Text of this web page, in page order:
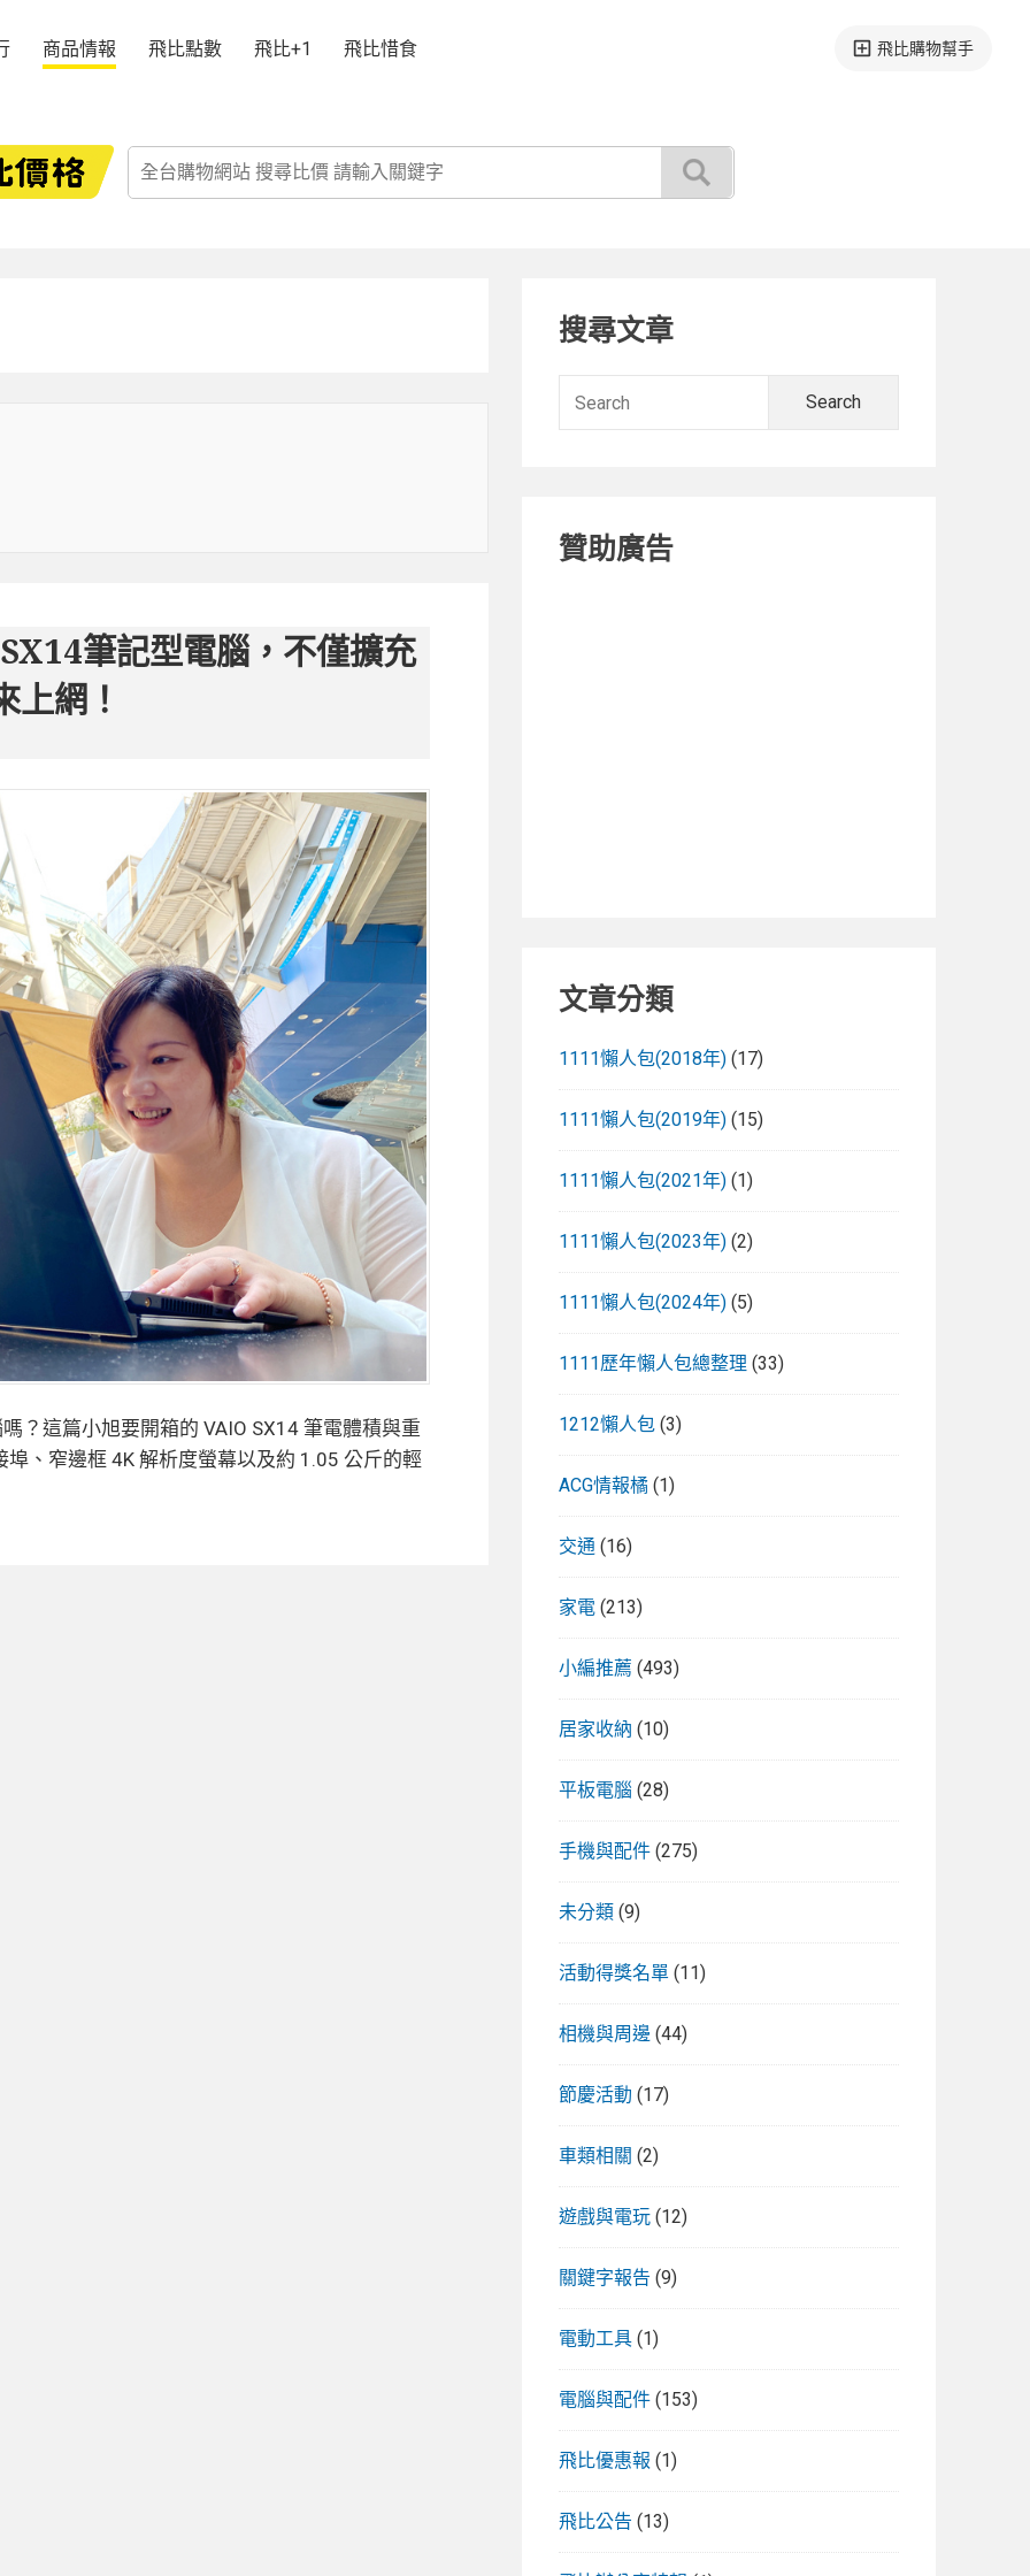
商品情報 飛比點數 飛比+1 飛比惜食 飛比購物幫手
筆記型電腦，不僅擴充
網！
？這篇小旭要開箱的 VAIO SX14 筆電體積與重
、窄邊框 4K 解析度螢幕以及約 1.05 公斤的輕
Primary
Sidebar
搜尋文章
贊助廣告
文章分類
1111懶人包(2018年) (17)
1111懶人包(2019年) (15)
1111懶人包(2021年) (1)
1111懶人包(2023年) (2)
1111懶人包(2024年) (5)
1111歷年懶人包總整理 (33)
1212懶人包 (3)
ACG情報橘 (1)
交通 (16)
家電 (213)
小編推薦 (493)
居家收納 (10)
平板電腦 (28)
手機與配件 (275)
未分類 (9)
活動得獎名單 (11)
相機與周邊 (44)
節慶活動 (17)
車類相關 (2)
遊戲與電玩 (12)
關鍵字報告 (9)
電動工具 (1)
電腦與配件 (153)
飛比優惠報 (1)
飛比公告 (13)